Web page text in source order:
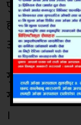
पुग्नुपर्ने
हवाईमार्गबाट
आउन सकिन्छ ।
गुल्मीमा
गतेदेखि
।